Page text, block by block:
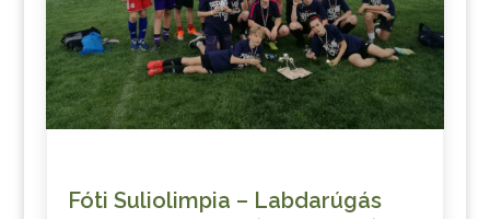
Fóti Suliolimpia – Labdarúgás